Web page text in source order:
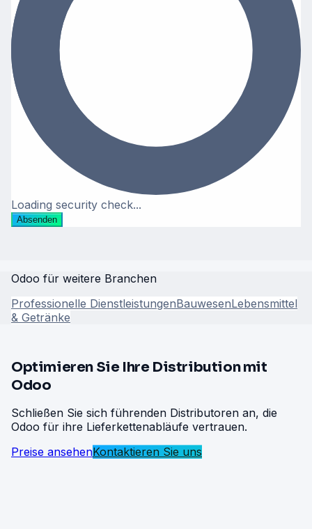
Loading security check...
Absenden
Odoo für weitere Branchen
Professionelle DienstleistungenBauwesenLebensmittel
& Getränke
Optimieren Sie Ihre Distribution mit
Odoo
Schließen Sie sich führenden Distributoren an, die
Odoo für ihre Lieferkettenabläufe vertrauen.
Preise ansehenKontaktieren Sie uns